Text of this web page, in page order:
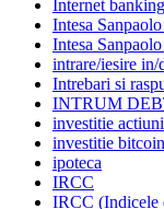
Internet banking
Intesa
Intesa
intrare/iesire in/
Intrebari si
INTRUM
investitie actiuni
investitie bitcoin
ipoteca
IRCC
IRCC (Indicele